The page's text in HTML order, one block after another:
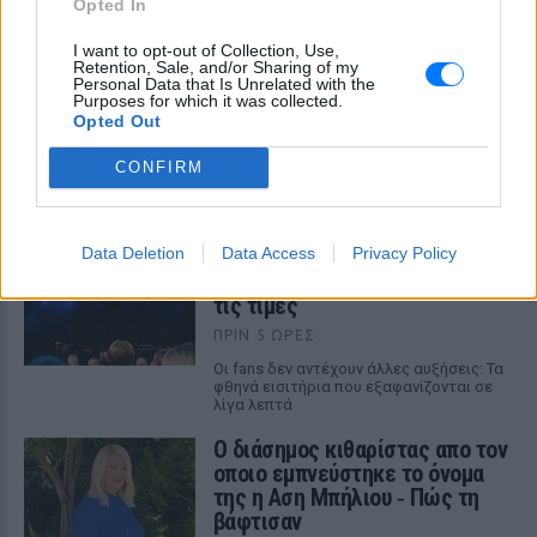
Opted In
I want to opt-out of Collection, Use,
Retention, Sale, and/or Sharing of my
Personal Data that Is Unrelated with the
Purposes for which it was collected.
Opted Out
CONFIRM
Data Deletion Data Access Privacy Policy
ΔΕΙΤΕ ΕΠΙΣΗΣ
ΣΤΗΝ ΙΔΙΑ ΚΑΤΗΓΟΡΙΑ
βγάζουν φτηνά εισιτήρια ‑
τις τιμές
ΠΡΙΝ 5 ΏΡΕΣ
Οι fans δεν αντέχουν άλλες αυξήσεις: Τα
φθηνά εισιτήρια που εξαφανίζονται σε
λίγα λεπτά
Ο διάσημος κιθαρίστας απο τον
οποιο εμπνεύστηκε το όνομα
της η Αση Μπήλιου ‑ Πώς τη
βάφτισαν